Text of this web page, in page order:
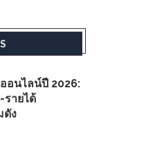
อนไลน์ปี 2026:
ายได้
ดัง